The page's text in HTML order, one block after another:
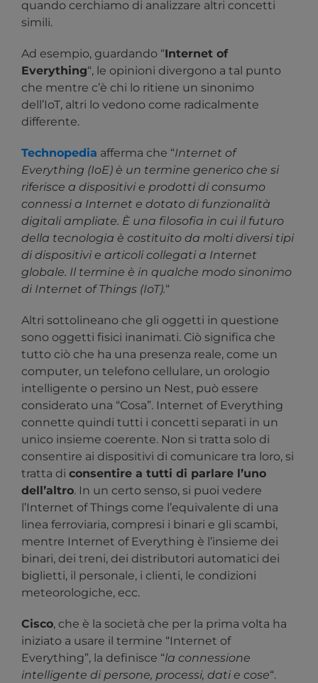
quando cerchiamo di analizzare altri concetti
simili.
Ad esempio, guardando “Internet of
Everything“, le opinioni divergono a tal punto
che mentre c’è chi lo ritiene un sinonimo
dell’IoT, altri lo vedono come radicalmente
differente.
Technopedia afferma che “Internet of
Everything (IoE) è un termine generico che si
riferisce a dispositivi e prodotti di consumo
connessi a Internet e dotato di funzionalità
digitali ampliate. È una filosofia in cui il futuro
della tecnologia è costituito da molti diversi tipi
di dispositivi e articoli collegati a Internet
globale. Il termine è in qualche modo sinonimo
di Internet of Things (IoT).“
Altri sottolineano che gli oggetti in questione
sono oggetti fisici inanimati. Ciò significa che
tutto ciò che ha una presenza reale, come un
computer, un telefono cellulare, un orologio
intelligente o persino un Nest, può essere
considerato una “Cosa”. Internet of Everything
connette quindi tutti i concetti separati in un
unico insieme coerente. Non si tratta solo di
consentire ai dispositivi di comunicare tra loro, si
tratta di consentire a tutti di parlare l’uno
dell’altro. In un certo senso, si puoi vedere
l’Internet of Things come l’equivalente di una
linea ferroviaria, compresi i binari e gli scambi,
mentre Internet of Everything è l’insieme dei
binari, dei treni, dei distributori automatici dei
biglietti, il personale, i clienti, le condizioni
meteorologiche, ecc.
Cisco, che è la società che per la prima volta ha
iniziato a usare il termine “Internet of
Everything”, la definisce “la connessione
intelligente di persone, processi, dati e cose“.